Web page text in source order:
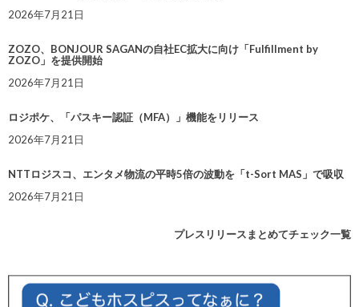
2026年7月21日
ZOZO、BONJOUR SAGANの自社EC拡大に向け「Fulfillment by
ZOZO」を提供開始
2026年7月21日
ロジポケ、「パスキー認証（MFA）」機能をリリース
2026年7月21日
NTTロジスコ、エンタメ物流の平時5倍の波動を「t-Sort MAS」で吸収
2026年7月21日
プレスリリースまとめてチェック一覧